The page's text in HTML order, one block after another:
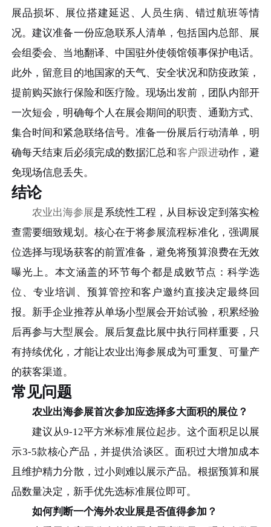
展品损坏、展位搭建延迟、人员生病、错过航班等情
况。建议准备一份应急联系人清单，包括国内总部、展
会组委会、当地翻译、中国驻外使领馆领事保护电话。
此外，留意目的地国家的天气、安全状况和防疫政策，
提前购买旅行保险和医疗险。现场出发前，团队内部开
一次短会，明确每个人在展会期间的职责、通勤方式、
集合时间和紧急联络信号。准备一份展后行动清单，明
确每天结束后必须完成的数据汇总和客户跟进动作，避
免现场信息丢失。
结论
农业出海参展是系统性工程，从目标设定到落实检
查需要细致规划。核心在于将参展流程标准化，强调展
位选择与现场获客的前置准备，避免将预算浪费在无效
曝光上。本文涵盖的环节每个都是成败节点：科学选
位、专业培训、预算管控和客户邀约直接决定最终回
报。新手企业推荐从单场小型展会开始试验，积累经验
后再参与大型展会。展后复盘比展中执行同样重要，只
有持续优化，才能让农业出海参展成为可重复、可量产
的获客渠道。
常见问题
农业出海参展首次参加应选择多大面积的展位？
建议从9-12平方米标准展位起步。这个面积足以展
示3-5款核心产品，并提供洽谈区。面积过大增加成本
且维护精力分散，过小则难以展示产品。根据预算和展
品数量决定，新手优先选标准展位即可。
如何判断一个海外农业展是否值得参加？